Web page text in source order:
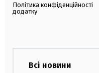
Політика конфіденційності
додатку
Всі новини